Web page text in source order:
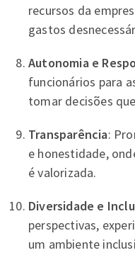
recursos da
gastos
Autonomia e
funcionários para
tomar decisões
Transparência:
e honestidade,
é valorizada.
Diversidade e
perspectivas,
um ambiente